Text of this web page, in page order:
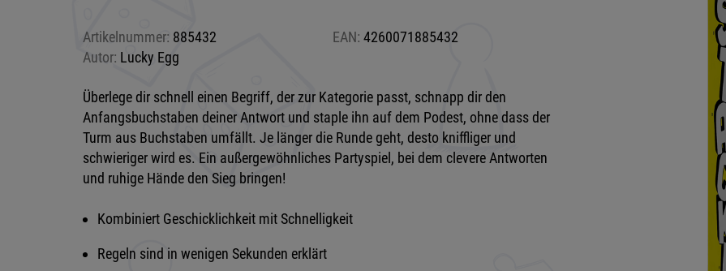
Artikelnummer: 885432 EAN: 4260071885432
Autor: Lucky Egg
Überlege dir schnell einen Begriff, der zur Kategorie passt, schnapp dir den
Anfangsbuchstaben deiner Antwort und staple ihn auf dem Podest, ohne dass der
Turm aus Buchstaben umfällt. Je länger die Runde geht, desto kniffliger und
schwieriger wird es. Ein außergewöhnliches Partyspiel, bei dem clevere Antworten
und ruhige Hände den Sieg bringen!
Kombiniert Geschicklichkeit mit Schnelligkeit
Regeln sind in wenigen Sekunden erklärt